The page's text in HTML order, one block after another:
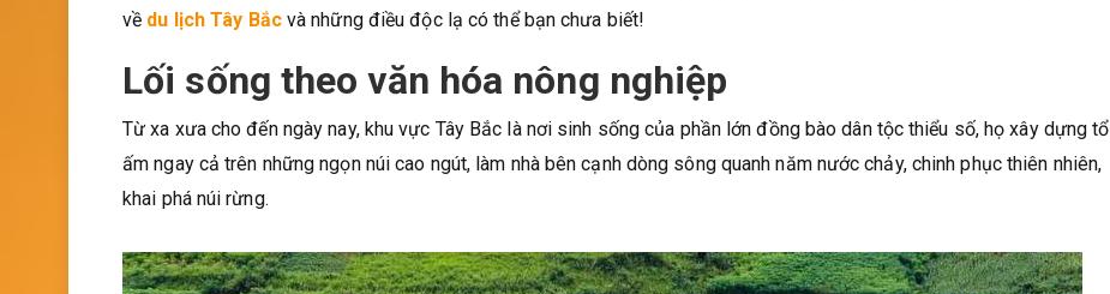
về du lịch Tây Bắcvà những điều độc lạ có thể bạn chưa biết!
Lối sống theo văn hóa nông nghiệp
Từ xa xưa cho đến ngày nay, khu vực Tây Bắc là nơi sinh sống của phần lớn đồng bào dân tộc thiểu số, họ xây dựng tổ
ấm ngay cả trên những ngọn núi cao ngút, làm nhà bên cạnh dòng sông quanh năm nước chảy, chinh phục thiên nhiên,
khai phá núi rừng.